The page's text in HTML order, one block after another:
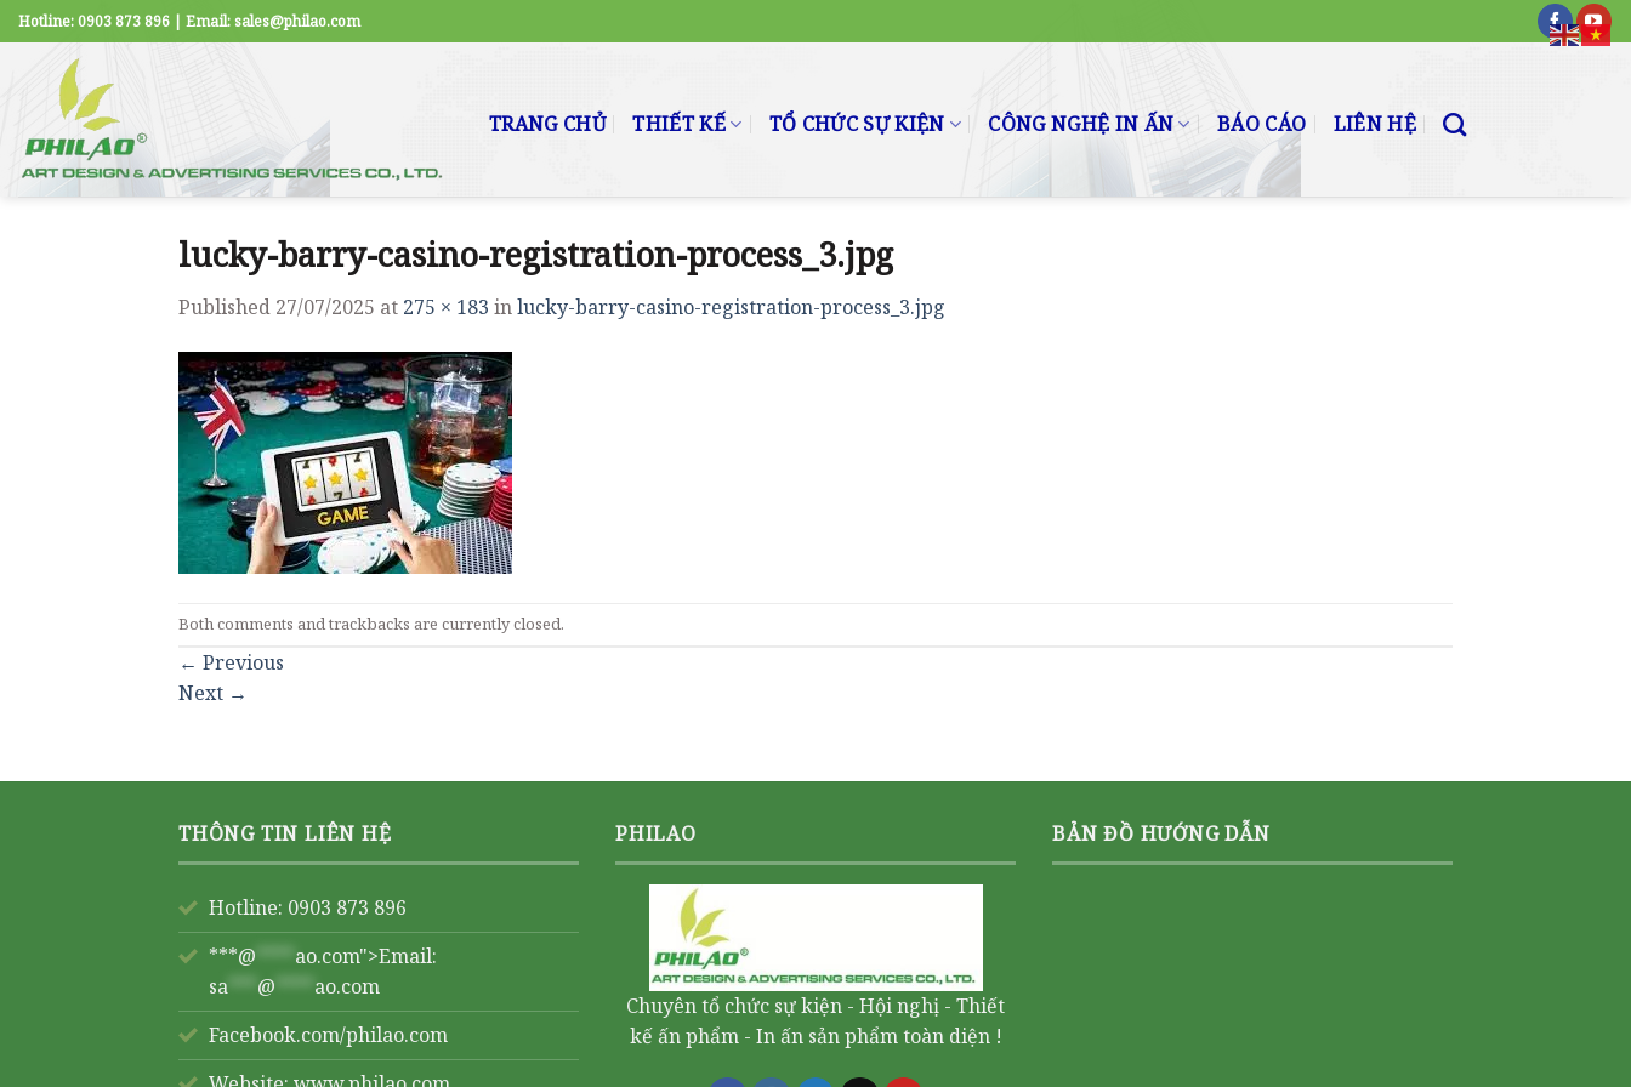
Skip
to
content
Hotline: 0903 873 896 | Email: sales@philao.com
TRANG CHỦ THIẾT KẾ TỔ CHỨC SỰ KIỆN CÔNG NGHỆ IN ẤN BÁO CÁO LIÊN HỆ
lucky-barry-casino-registration-process_3.jpg
Published 27/07/2025 at 275 × 183 inlucky-barry-casino-registration-process_3.jpg
Both comments and trackbacks are currently closed.
← Previous
Next →
THÔNG TIN LIÊN HỆ
Hotline: 0903 873 896
***@ **** ao.com">Email:
sa *** @ **** ao.com
Facebook.com/philao.com
PHILAO
Chuyên tổ chức sự kiện - Hội nghị - Thiết
kế ấn phẩm - In ấn sản phẩm toàn diện !
BẢN ĐỒ HƯỚNG DẪN